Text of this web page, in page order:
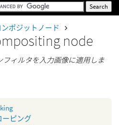
ンポジットノード
node
フィルタを入力画像に適用しま
ーピング